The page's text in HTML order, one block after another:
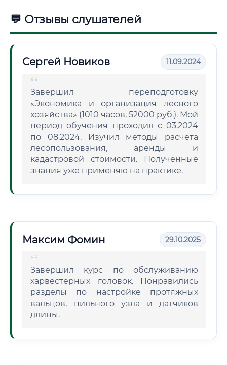
💬 Отзывы слушателей
Сергей Новиков 11.09.2024
Завершил переподготовку
«Экономика и организация лесного
хозяйства» (1010 часов, 52000 руб.). Мой
период обучения проходил с 03.2024
по 08.2024. Изучил методы расчета
лесопользования, аренды и
кадастровой стоимости. Полученные
знания уже применяю на практике.
Максим Фомин 29.10.2025
Завершил курс по обслуживанию
харвестерных головок. Понравились
разделы по настройке протяжных
вальцов, пильного узла и датчиков
длины.